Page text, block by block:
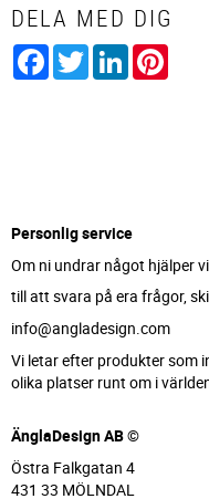
DELA MED DIG
Facebook
TwitterLinkedIn
Personlig service
Om ni undrar något hjälper
till att svara på era frågor,
info@angladesign.com
Vi letar efter produkter som
olika platser runt om i
ÄnglaDesign AB ©
Östra Falkgatan 4
431 33 MÖLNDAL